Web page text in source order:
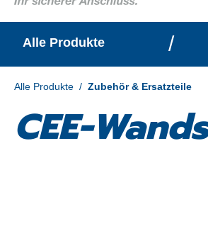
Alle Produkte /
Alle Produkte / Zubehör & Ersatzteile
CEE-